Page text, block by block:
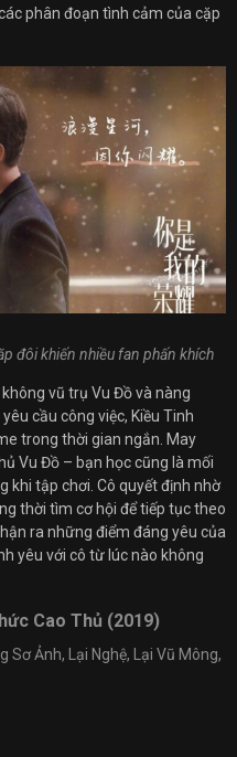
phân đoạn tình cảm của cặp
đôi khiến nhiều fan phấn khích
vũ trụ Vu Đồ và nàng
cầu công việc, Kiều Tinh
trong thời gian ngắn. May
Vu Đồ – bạn học cũng là mối
khi tập chơi. Cô quyết định nhờ
thời tìm cơ hội để tiếp tục theo
ra những điểm đáng yêu của
yêu với cô từ lúc nào không
Cao Thủ (2019)
Sơ Ảnh, Lại Nghệ, Lại Vũ Mông,